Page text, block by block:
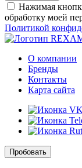
Нажимая
обработку моей
Политикой
О компании
Бренды
Контакты
Карта сайта
Пробовать